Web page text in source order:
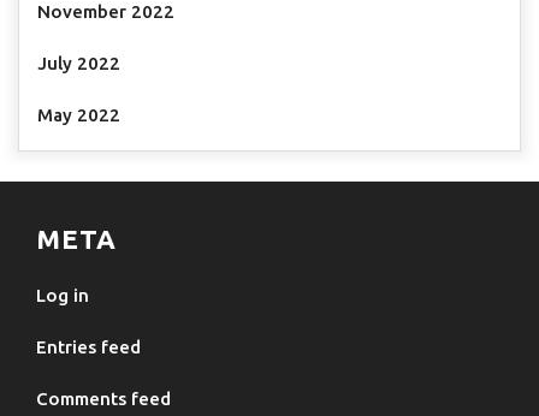
November 2022
July 2022
May 2022
META
Log in
Entries feed
Comments feed